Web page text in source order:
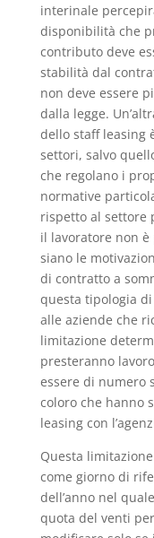
interinale
disponibilità che
contributo deve
stabilità dal
non deve essere
dalla legge.
dello staff leasing
settori, salvo
che regolano i
normative
rispetto al settore
il lavoratore non
siano le
di contratto a
questa tipologia
alle aziende che
limitazione
presteranno
essere di numero
coloro che hanno
leasing con
Questa
come giorno di
dell’anno nel
quota del venti